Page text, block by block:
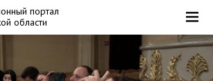
портал
области